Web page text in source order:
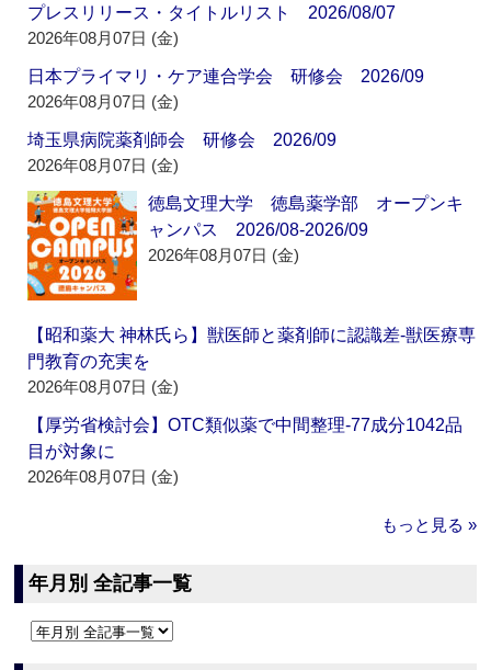
プレスリリース・タイトルリスト 2026/08/07
2026年08月07日 (金)
日本プライマリ・ケア連合学会 研修会 2026/09
2026年08月07日 (金)
埼玉県病院薬剤師会 研修会 2026/09
2026年08月07日 (金)
徳島文理大学 徳島薬学部 オープンキ
ャンパス 2026/08-2026/09
2026年08月07日 (金)
【昭和薬大 神林氏ら】獣医師と薬剤師に認識差‐獣医療専
門教育の充実を
2026年08月07日 (金)
【厚労省検討会】OTC類似薬で中間整理‐77成分1042品
目が対象に
2026年08月07日 (金)
もっと見る »
年月別 全記事一覧